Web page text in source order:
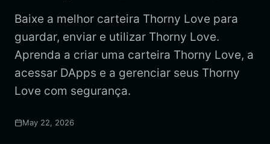
Baixe a melhor carteira Thorny Love para
guardar, enviar e utilizar Thorny Love.
Aprenda a criar uma carteira Thorny Love, a
acessar DApps e a gerenciar seus Thorny
Love com segurança.
May 22, 2026